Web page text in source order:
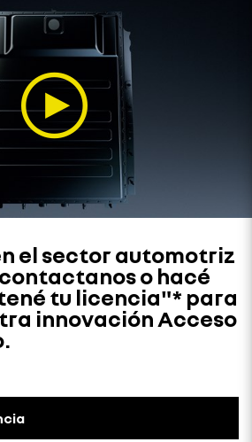
el sector automotriz
o hacé
tu licencia"* para
innovación Acceso